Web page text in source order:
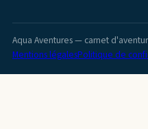
Aqua Aventures — carnet
Mentions légalesPolitique de